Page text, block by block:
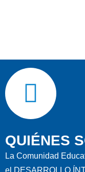
QUIÉNES
La Comunidad
el DESARROLLO